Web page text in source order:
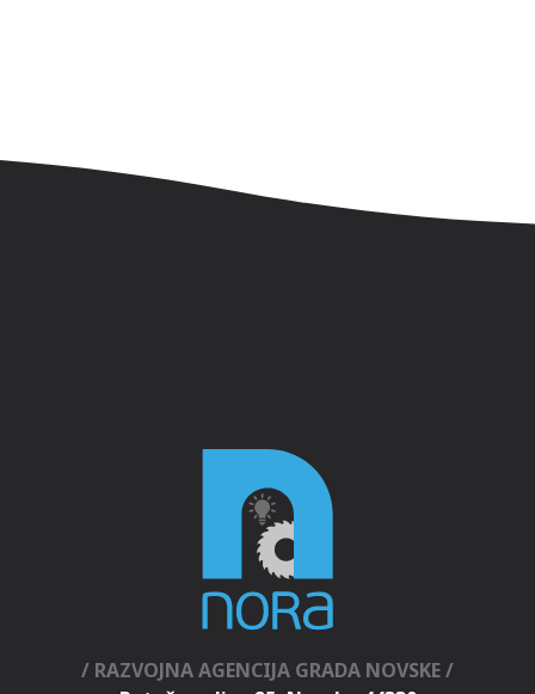
/ RAZVOJNA AGENCIJA GRADA NOVSKE /